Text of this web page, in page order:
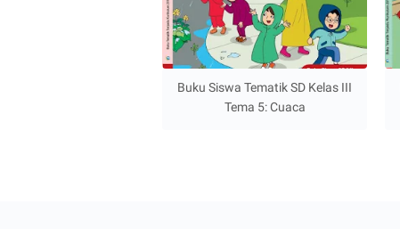
Buku Siswa Tematik SD Kelas III
Tema 5: Cuaca